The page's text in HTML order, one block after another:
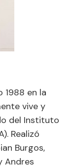
1988 en la
vive y
del Instituto
Realizó
Burgos,
Andres